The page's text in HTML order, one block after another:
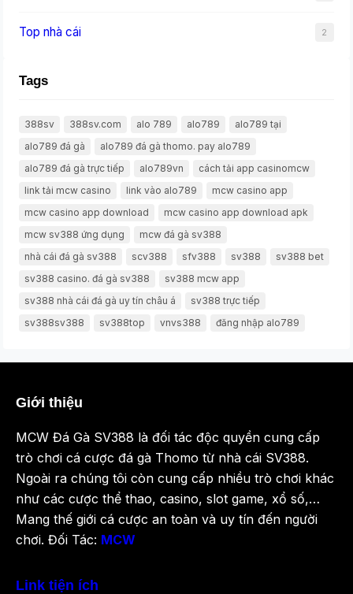
Top nhà cái 2
Tags
388sv 388sv.com alo 789 alo789
alo789 tại
alo789 đá gà
alo789 đá gà thomo. pay alo789
alo789 đá gà trực tiếp
alo789vn
cách tải app casinomcw
link tải mcw casino
link vào alo789
mcw casino app
mcw casino app download
mcw casino app download apk
mcw sv388 ứng dụng
mcw đá gà sv388
nhà cái đá gà sv388
scv388 sfv388 sv388
sv388 bet
sv388 casino. đá gà sv388
sv388 mcw app
sv388 nhà cái đá gà uy tín châu á
sv388 trực tiếp
sv388sv388
sv388top vnvs388 đăng nhập alo789
Giới thiệu
MCW Đá Gà SV388 là đối tác độc quyền cung cấp
trò chơi cá cược đá gà Thomo từ nhà cái SV388.
Ngoài ra chúng tôi còn cung cấp nhiều trò chơi khác
như các cược thể thao, casino, slot game, xổ số,…
Mang thế giới cá cược an toàn và uy tín đến người
chơi. Đối Tác: MCW
Link tiện ích